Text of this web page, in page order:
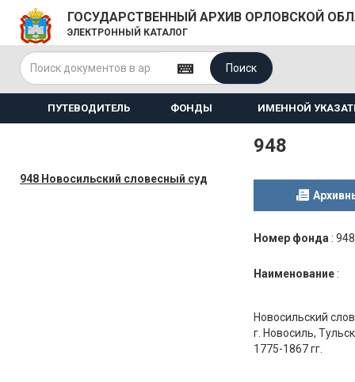
ГОСУДАРСТВЕННЫЙ АРХИВ ОРЛОВСКОЙ
ЭЛЕКТРОННЫЙ КАТАЛОГ
Поиск
ПУТЕВОДИТЕЛЬ ФОНДЫ ИМЕННОЙ
948 Новосильский словесный суд
948
Номер фонда : 948
Наименование :
Новосильский
г. Новосиль,
1775-1867 гг.